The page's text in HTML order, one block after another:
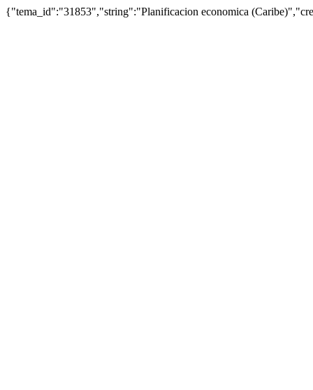
{"tema_id":"31853","string":"Planificacion economica